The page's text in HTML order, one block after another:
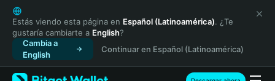
English
日本語
Tiếng Việt
Русский
Español (Latinoamérica)
Estás viendo esta página en Español (Latinoamérica). ¿Te
gustaría cambiarte a English?
Cambia a
English
Continuar en Español (Latinoamérica)